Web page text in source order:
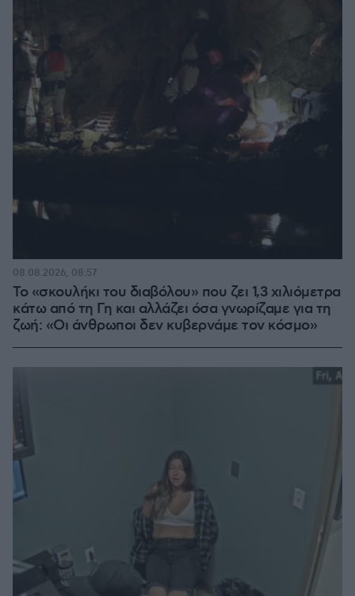
Το «σκουλήκι του διαβόλου» που ζει 1,3 χιλιόμετρα
κάτω από τη Γη και αλλάζει όσα γνωρίζαμε για τη
ζωή: «Οι άνθρωποι δεν κυβερνάμε τον κόσμο»
08.08.2026, 08:57